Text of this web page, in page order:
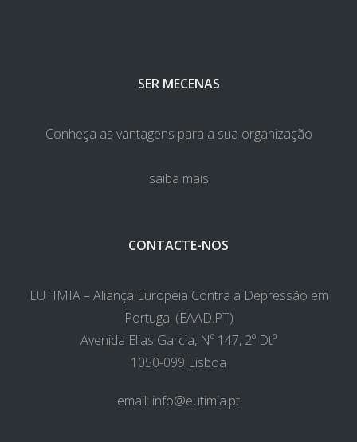
SER MECENAS
Conheça as vantagens para a sua organização
saiba mais
CONTACTE-NOS
EUTIMIA – Aliança Europeia Contra a Depressão em
Portugal (EAAD.PT)
Avenida Elias Garcia, Nº 147, 2º Dtº
1050-099 Lisboa
email: info@eutimia.pt